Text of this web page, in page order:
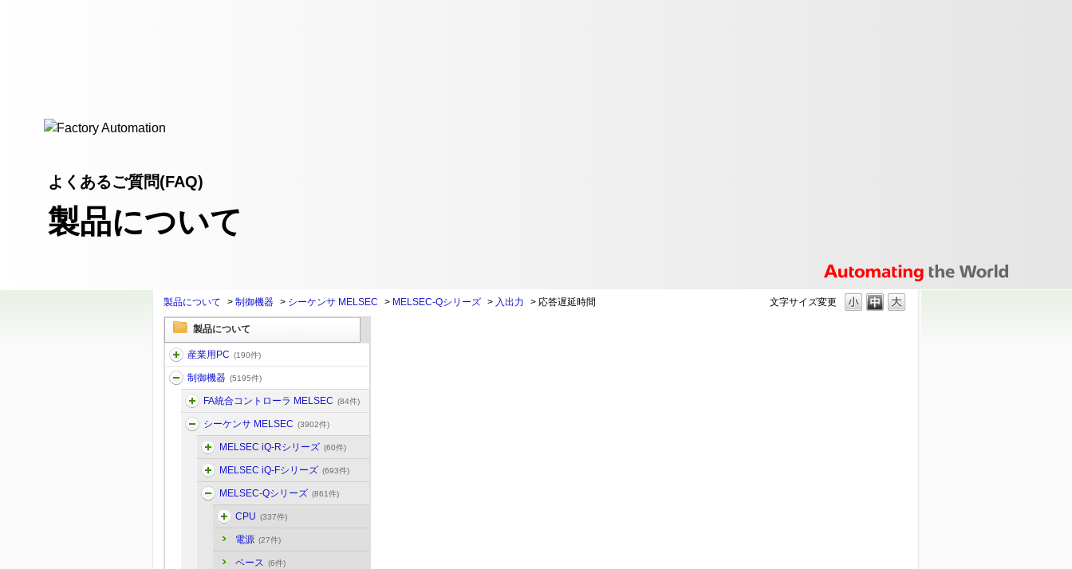
よくあるご質問(FAQ)
製品について
文字サイズ変更
製品について > 制御機器 > シーケンサ MELSEC > MELSEC-Qシリーズ > 入出力 > 応答遅延時間
製品について
産業用PC (190件)
制御機器 (5195件)
FA統合コントローラ MELSEC (84件)
シーケンサ MELSEC (3902件)
MELSEC iQ-Rシリーズ (60件)
MELSEC iQ-Fシリーズ (693件)
MELSEC-Qシリーズ (861件)
CPU (337件)
電源 (27件)
ベース (6件)